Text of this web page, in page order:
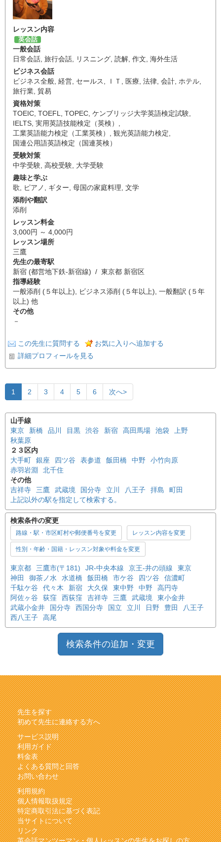
レッスン内容
英会話
一般会話
日常会話 旅行会話 リスニング 読解 作文 海外生活
ビジネス会話
ビジネス全般 経営 セールス ＩＴ 医療 法律 会計 ホテル
旅行業 貿易
資格対策
TOEIC TOEFL TOPEC ケンブリッジ大学英語検定試験
IELTS 実用英語技能検定（英検）
工業英語能力検定（工業英検）
観光英語能力検定
国連公用語英語検定（国連英検）
受験対策
中学受験 高校受験 大学受験
趣味と学ぶ
歌
ピアノ ギター 母国の家庭料理 文学
添削や翻訳
添削
レッスン料金
3,000円 ～ 4,000円
レッスン場所
三鷹
先生の最寄駅
新宿 (都営地下鉄-新宿線) / 東京都 新宿区
指導経験
一般添削 (５年以上), ビジネス添削 (５年以上), 一般翻訳 (５年
以上) 他
その他
－
この先生に質問する
お気に入りへ追加する
詳細プロフィールを見る
1 2 3 4 5 6 次へ>
山手線
東京
新橋 品川 目黒 渋谷 新宿 高田馬場 池袋
上野
秋葉原
２３区内
大手町
銀座 四ツ谷 表参道 飯田橋 中野
小竹向原
赤羽岩淵
北千住
その他
吉祥寺
三鷹 武蔵境 国分寺 立川 八王子 拝島
町田
上記以外の駅を指定して検索する。
検索条件の変更
路線・駅・市区町村や郵便番号を変更 レッスン内容を変更
性別・年齢・国籍・レッスン対象や料金を変更
東京都 三鷹市(〒181) JR-中央本線 京王-井の頭線
東京
神田
御茶ノ水 水道橋 飯田橋 市ケ谷 四ツ谷
信濃町
千駄ケ谷
代々木 新宿 大久保 東中野 中野
高円寺
阿佐ヶ谷
荻窪 西荻窪 吉祥寺 三鷹 武蔵境
東小金井
武蔵小金井
国分寺 西国分寺 国立 立川 日野 豊田
八王子
西八王子
高尾
検索条件の追加・変更
先生を探す
初めて先生に連絡する方へ
サービス説明
利用ガイド
料金表
よくある質問と回答
お問い合わせ
利用規約
個人情報取扱規定
特定商取引法に基づく表記
当サイトについて
リンク